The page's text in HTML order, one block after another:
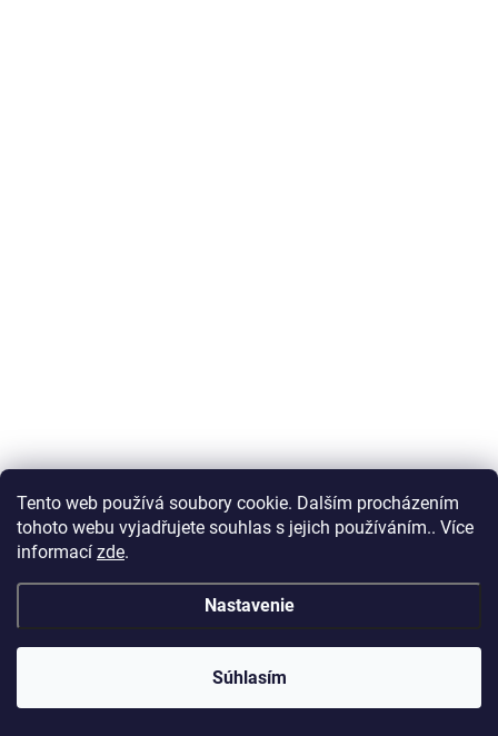
Tento web používá soubory cookie. Dalším procházením
tohoto webu vyjadřujete souhlas s jejich používáním.. Více
informací zde.
Nastavenie
Súhlasím